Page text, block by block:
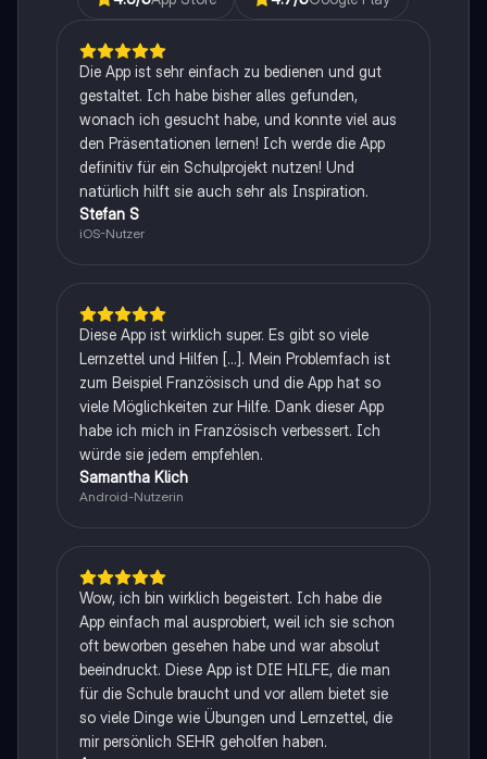
Die App ist sehr einfach zu bedienen und gut
gestaltet. Ich habe bisher alles gefunden,
wonach ich gesucht habe, und konnte viel aus
den Präsentationen lernen! Ich werde die App
definitiv für ein Schulprojekt nutzen! Und
natürlich hilft sie auch sehr als Inspiration.
Stefan S
iOS-Nutzer
Diese App ist wirklich super. Es gibt so viele
Lernzettel und Hilfen [...]. Mein Problemfach ist
zum Beispiel Französisch und die App hat so
viele Möglichkeiten zur Hilfe. Dank dieser App
habe ich mich in Französisch verbessert. Ich
würde sie jedem empfehlen.
Samantha Klich
Android-Nutzerin
Wow, ich bin wirklich begeistert. Ich habe die
App einfach mal ausprobiert, weil ich sie schon
oft beworben gesehen habe und war absolut
beeindruckt. Diese App ist DIE HILFE, die man
für die Schule braucht und vor allem bietet sie
so viele Dinge wie Übungen und Lernzettel, die
mir persönlich SEHR geholfen haben.